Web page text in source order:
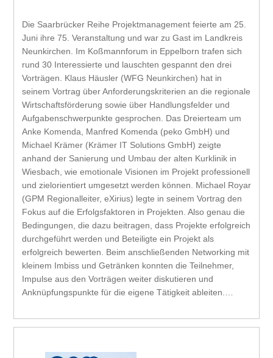
Die Saarbrücker Reihe Projektmanagement feierte am 25.
Juni ihre 75. Veranstaltung und war zu Gast im Landkreis
Neunkirchen. Im Koßmannforum in Eppelborn trafen sich
rund 30 Interessierte und lauschten gespannt den drei
Vorträgen. Klaus Häusler (WFG Neunkirchen) hat in
seinem Vortrag über Anforderungskriterien an die regionale
Wirtschaftsförderung sowie über Handlungsfelder und
Aufgabenschwerpunkte gesprochen. Das Dreierteam um
Anke Komenda, Manfred Komenda (peko GmbH) und
Michael Krämer (Krämer IT Solutions GmbH) zeigte
anhand der Sanierung und Umbau der alten Kurklinik in
Wiesbach, wie emotionale Visionen im Projekt professionell
und zielorientiert umgesetzt werden können. Michael Royar
(GPM Regionalleiter, eXirius) legte in seinem Vortrag den
Fokus auf die Erfolgsfaktoren in Projekten. Also genau die
Bedingungen, die dazu beitragen, dass Projekte erfolgreich
durchgeführt werden und Beteiligte ein Projekt als
erfolgreich bewerten. Beim anschließenden Networking mit
kleinem Imbiss und Getränken konnten die Teilnehmer,
Impulse aus den Vorträgen weiter diskutieren und
Anknüpfungspunkte für die eigene Tätigkeit ableiten.…